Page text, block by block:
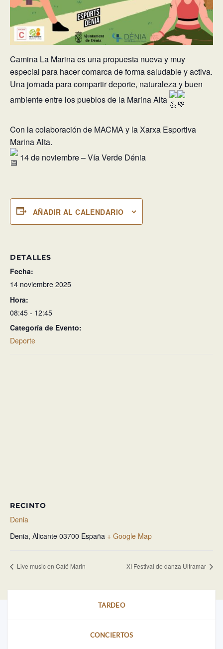
Camina La Marina es una propuesta nueva y muy
especial para hacer comarca de forma saludable y activa.
Una jornada para compartir deporte, naturaleza y buen
ambiente entre los pueblos de la Marina Alta
Con la colaboración de MACMA y la Xarxa Esportiva
Marina Alta.
14 de noviembre – Vía Verde Dénia
AÑADIR AL CALENDARIO
DETALLES
Fecha:
14 noviembre 2025
Hora:
08:45 - 12:45
Categoría de Evento:
Deporte
RECINTO
Denia
Denia, Alicante 03700 España + Google Map
Live music en Café Marin XI Festival de danza Ultramar
TARDEO
CONCIERTOS